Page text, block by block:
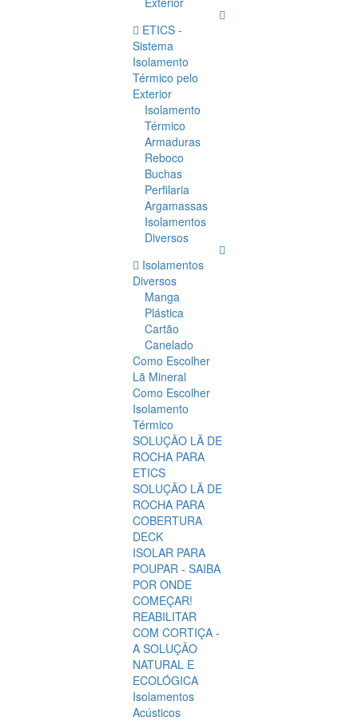
ETICS -
Sistema
Isolamento
Térmico pelo
Exterior
Isolamento
Térmico
Armaduras
Reboco
Buchas
Perfilaria
Argamassas
Isolamentos
Diversos
Isolamentos
Diversos
Manga
Plástica
Cartão
Canelado
Como Escolher
Lã Mineral
Como Escolher
Isolamento
Térmico
SOLUÇÃO LÃ DE
ROCHA PARA
ETICS
SOLUÇÃO LÃ DE
ROCHA PARA
COBERTURA
DECK
ISOLAR PARA
POUPAR - SAIBA
POR ONDE
COMEÇAR!
REABILITAR
COM CORTIÇA -
A SOLUÇÃO
NATURAL E
ECOLÓGICA
Isolamentos
Acústicos